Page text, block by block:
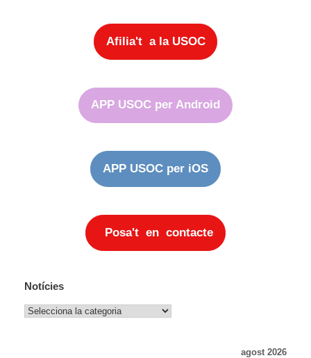
Afilia't a la USOC
APP USOC per Android
APP USOC per iOS
Posa't en contacte
Notícies
Notícies
agost 2026